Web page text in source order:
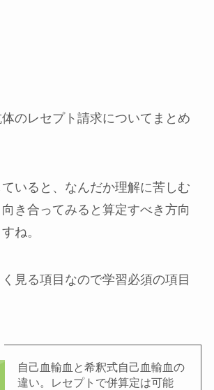
のレセプト請求についてまとめ
いると、なんだか理解に苦しむ
き合ってみると算定すべき方向
ね。
見る項目なので学習必須の項目
自己血輸血と希釈式自己血輸血の
違い。レセプトで併算定は可能